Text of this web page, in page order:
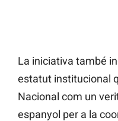
La iniciativa també
estatut institucional
Nacional com un
espanyol per a la